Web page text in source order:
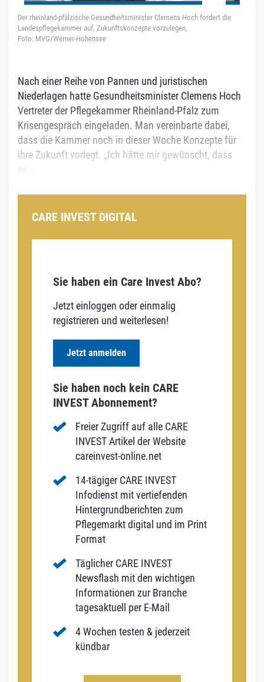
Der rheinland-pfälzische Gesundheitsminister Clemens Hoch fordert die
Landespflegekammer auf, Zukunftskonzepte vorzulegen,
Foto: MVG/Werner-Hohensee
Nach einer Reihe von Pannen und juristischen
Niederlagen hatte Gesundheitsminister Clemens Hoch
Vertreter der Pflegekammer Rheinland-Pfalz zum
Krisengespräch eingeladen. Man vereinbarte dabei,
dass die Kammer noch in dieser Woche Konzepte für
ihre Zukunft vorlegt. „Ich hätte mir gewünscht, dass
es...
CARE INVEST DIGITAL
Sie haben ein Care Invest Abo?
Jetzt einloggen oder einmalig
registrieren und weiterlesen!
Jetzt anmelden
Sie haben noch kein CARE
INVEST Abonnement?
Freier Zugriff auf alle CARE
INVEST Artikel der Website
careinvest-online.net
14-tägiger CARE INVEST
Infodienst mit vertiefenden
Hintergrundberichten zum
Pflegemarkt digital und im Print
Format
Täglicher CARE INVEST
Newsflash mit den wichtigen
Informationen zur Branche
tagesaktuell per E-Mail
4 Wochen testen & jederzeit
kündbar